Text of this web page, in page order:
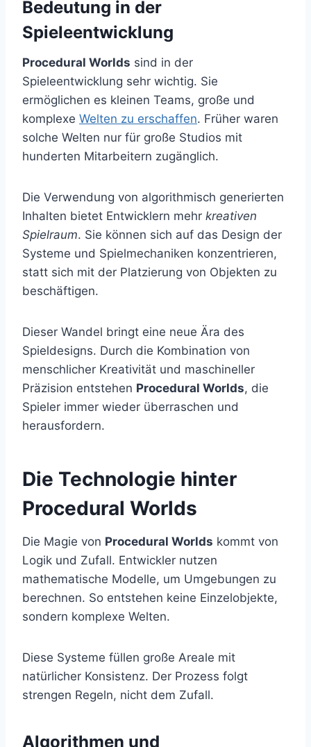
Bedeutung in der
Spieleentwicklung
Procedural Worlds sind in der
Spieleentwicklung sehr wichtig. Sie
ermöglichen es kleinen Teams, große und
komplexe Welten zu erschaffen. Früher waren
solche Welten nur für große Studios mit
hunderten Mitarbeitern zugänglich.
Die Verwendung von algorithmisch generierten
Inhalten bietet Entwicklern mehr kreativen
Spielraum. Sie können sich auf das Design der
Systeme und Spielmechaniken konzentrieren,
statt sich mit der Platzierung von Objekten zu
beschäftigen.
Dieser Wandel bringt eine neue Ära des
Spieldesigns. Durch die Kombination von
menschlicher Kreativität und maschineller
Präzision entstehen Procedural Worlds, die
Spieler immer wieder überraschen und
herausfordern.
Die Technologie hinter
Procedural Worlds
Die Magie von Procedural Worlds kommt von
Logik und Zufall. Entwickler nutzen
mathematische Modelle, um Umgebungen zu
berechnen. So entstehen keine Einzelobjekte,
sondern komplexe Welten.
Diese Systeme füllen große Areale mit
natürlicher Konsistenz. Der Prozess folgt
strengen Regeln, nicht dem Zufall.
Algorithmen und